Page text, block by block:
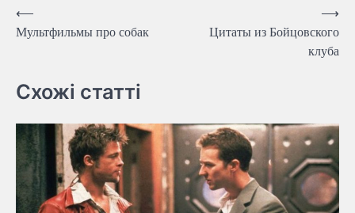
Навигация
по
⟵
Мультфильмы про собак
Цитаты из Бойцовского
клуба
⟶
Схожі статті